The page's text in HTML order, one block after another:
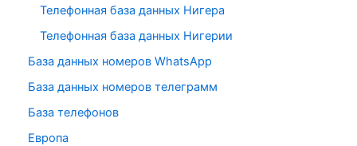
Телефонная база данных Нигера
Телефонная база данных Нигерии
База данных номеров WhatsApp
База данных номеров телеграмм
База телефонов
Европа